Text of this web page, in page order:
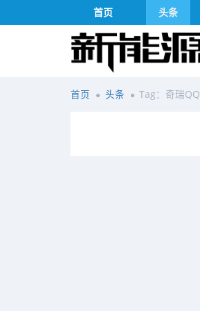
首页 头条
首页 头条 Tag：奇瑞QQ